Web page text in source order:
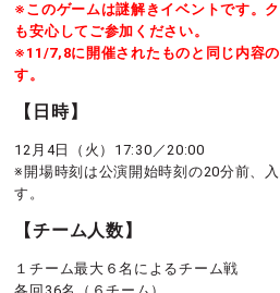
※このゲームは謎解きイベントです。
も安心してご参加ください。
※11/7,8に開催されたものと同じ内容
す。
【日時】
12月4日（火）17:30／20:00
※開場時刻は公演開始時刻の20分前、
す。
【チーム人数】
１チーム最大６名によるチーム戦